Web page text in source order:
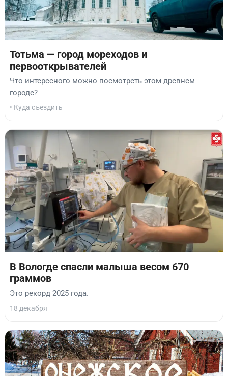
Тотьма — город мореходов и
первооткрывателей
Что интересного можно посмотреть этом древнем
городе?
• Куда съездить
В Вологде спасли малыша весом 670
граммов
Это рекорд 2025 года.
18 декабря